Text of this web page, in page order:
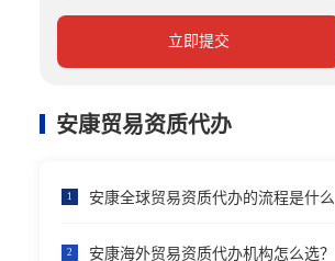
立即提交
安康贸易资质代办
1 安康全球贸易资质代办的流程是什么
2 安康海外贸易资质代办机构怎么选？